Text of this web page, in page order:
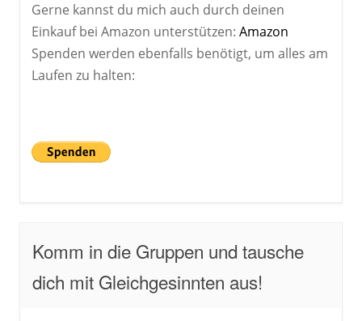
Gerne kannst du mich auch durch deinen
Einkauf bei Amazon unterstützen: Amazon
Spenden werden ebenfalls benötigt, um alles am
Laufen zu halten:
Komm in die Gruppen und tausche
dich mit Gleichgesinnten aus!